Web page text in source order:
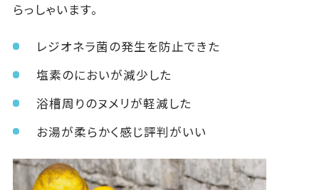
らっしゃいます。
レジオネラ菌の発生を防止できた
塩素のにおいが減少した
浴槽周りのヌメリが軽減した
お湯が柔らかく感じ評判がいい